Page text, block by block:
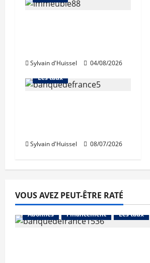
Sylvain d'Huissel 04/08/2026
L'avis des courtiers
Les taux
Sylvain d'Huissel 08/07/2026
VOUS AVEZ PEUT-ÊTRE RATÉ
Abonnés Financement Les taux